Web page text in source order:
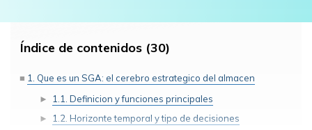
Índice de contenidos (30)
1. Que es un SGA: el cerebro estrategico del almacen
1.1. Definicion y funciones principales
1.2. Horizonte temporal y tipo de decisiones